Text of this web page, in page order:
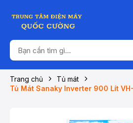
Trang chủ
Tủ mát
Tủ Mát Sanaky Inverter 900 Lít